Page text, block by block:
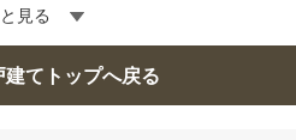
見る
建てトップへ戻る